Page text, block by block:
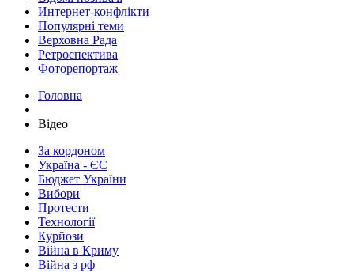
Интернет-конфлікти
Популярні теми
Верховна Рада
Ретроспектива
Фоторепортаж
Головна
Відео
За кордоном
Україна - ЄС
Бюджет України
Вибори
Протести
Технології
Курйози
Війна в Криму
Війна з рф